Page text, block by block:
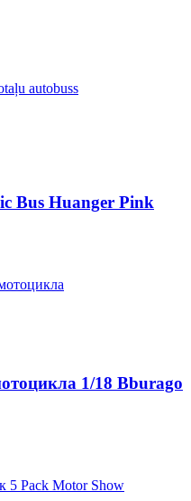
Bus Huanger Pink
1/18 Bburago